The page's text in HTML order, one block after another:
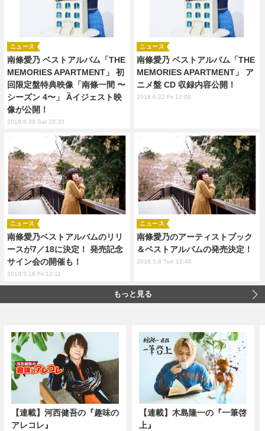
南條愛乃 ベストアルバム「THE
MEMORIES APARTMENT」 初
回限定盤特典映像「南條一間 〜
シーズン 4〜」 Ȁイジェスト映
像が公開！
ニュース
2018.6.30 Sat 23:30
南條愛乃 ベストアルバム「THE
MEMORIES APARTMENT」 ア
ニメ盤 CD 収録内容公開！
ニュース
2018.6.22 Fri 12:00
南條愛乃ベストアルバムのリリ
ースが7／18に決定！ 発売記念
サイン会の開催も！
ニュース
2018.5.18 Fri 12:11
南條愛乃のアーティストブック
＆ベストアルバムの発売決定！
ニュース
2018.5.8 Tue 12:46
もっと見る
【連載】河西健吾の『趣味の
アレコレ』
【連載】木島隆一の『一筆啓
上』